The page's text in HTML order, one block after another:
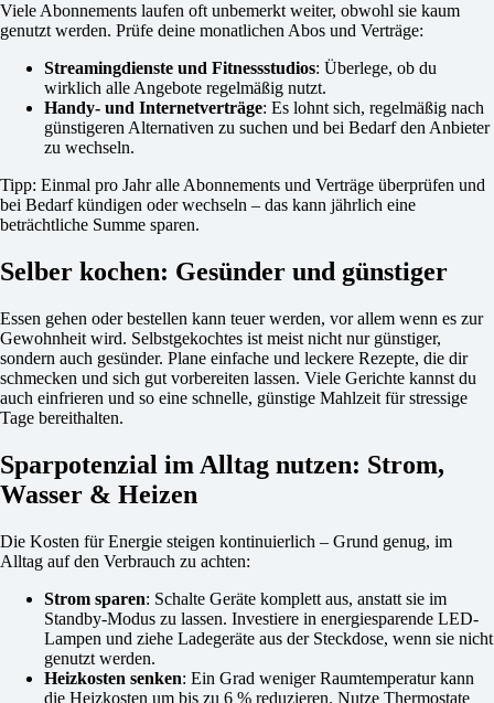
Viele Abonnements laufen oft unbemerkt weiter, obwohl sie kaum
genutzt werden. Prüfe deine monatlichen Abos und Verträge:
Streamingdienste und Fitnessstudios: Überlege, ob du
wirklich alle Angebote regelmäßig nutzt.
Handy- und Internetverträge: Es lohnt sich, regelmäßig nach
günstigeren Alternativen zu suchen und bei Bedarf den Anbieter
zu wechseln.
Tipp: Einmal pro Jahr alle Abonnements und Verträge überprüfen und
bei Bedarf kündigen oder wechseln – das kann jährlich eine
beträchtliche Summe sparen.
Selber kochen: Gesünder und günstiger
Essen gehen oder bestellen kann teuer werden, vor allem wenn es zur
Gewohnheit wird. Selbstgekochtes ist meist nicht nur günstiger,
sondern auch gesünder. Plane einfache und leckere Rezepte, die dir
schmecken und sich gut vorbereiten lassen. Viele Gerichte kannst du
auch einfrieren und so eine schnelle, günstige Mahlzeit für stressige
Tage bereithalten.
Sparpotenzial im Alltag nutzen: Strom,
Wasser & Heizen
Die Kosten für Energie steigen kontinuierlich – Grund genug, im
Alltag auf den Verbrauch zu achten:
Strom sparen: Schalte Geräte komplett aus, anstatt sie im
Standby-Modus zu lassen. Investiere in energiesparende LED-
Lampen und ziehe Ladegeräte aus der Steckdose, wenn sie nicht
genutzt werden.
Heizkosten senken: Ein Grad weniger Raumtemperatur kann
die Heizkosten um bis zu 6 % reduzieren. Nutze Thermostate